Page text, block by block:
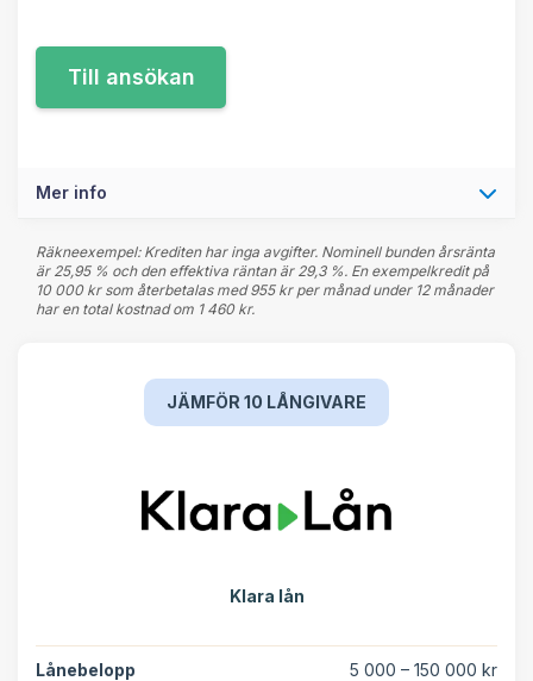
Mer info
Räkneexempel: Krediten har inga avgifter. Nominell bunden årsränta
är 25,95 % och den effektiva räntan är 29,3 %. En exempelkredit på
10 000 kr som återbetalas med 955 kr per månad under 12 månader
har en total kostnad om 1 460 kr.
JÄMFÖR 10 LÅNGIVARE
Klara lån
Lånebelopp 5 000 – 150 000 kr